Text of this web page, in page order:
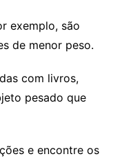
exemplo, são
de menor peso.
com livros,
pesado que
e encontre os